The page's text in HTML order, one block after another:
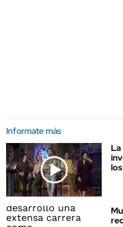
Informate más
La